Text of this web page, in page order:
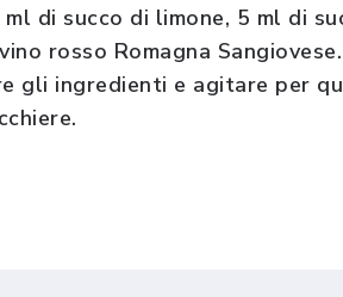
di succo di limone, 5 ml di
rosso Romagna
gli ingredienti e agitare per